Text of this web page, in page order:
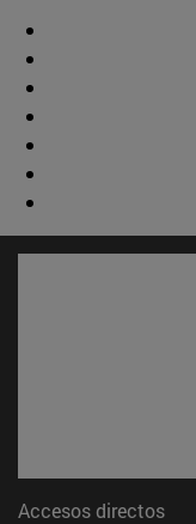
Accesos directos